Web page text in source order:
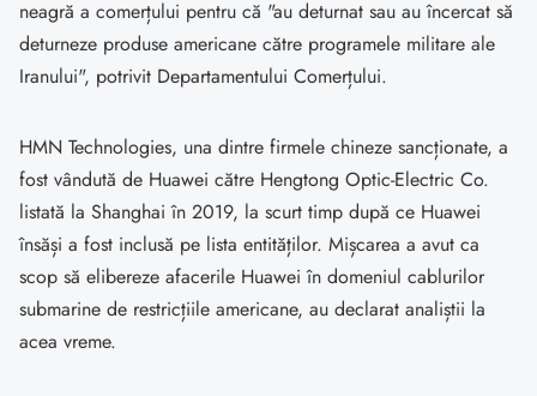
neagră a comerțului pentru că "au deturnat sau au încercat să
deturneze produse americane către programele militare ale
Iranului", potrivit Departamentului Comerțului.
HMN Technologies, una dintre firmele chineze sancționate, a
fost vândută de Huawei către Hengtong Optic-Electric Co.
listată la Shanghai în 2019, la scurt timp după ce Huawei
însăși a fost inclusă pe lista entităților. Mișcarea a avut ca
scop să elibereze afacerile Huawei în domeniul cablurilor
submarine de restricțiile americane, au declarat analiștii la
acea vreme.